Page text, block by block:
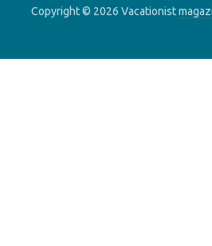
Copyright © 2026 Vacationist